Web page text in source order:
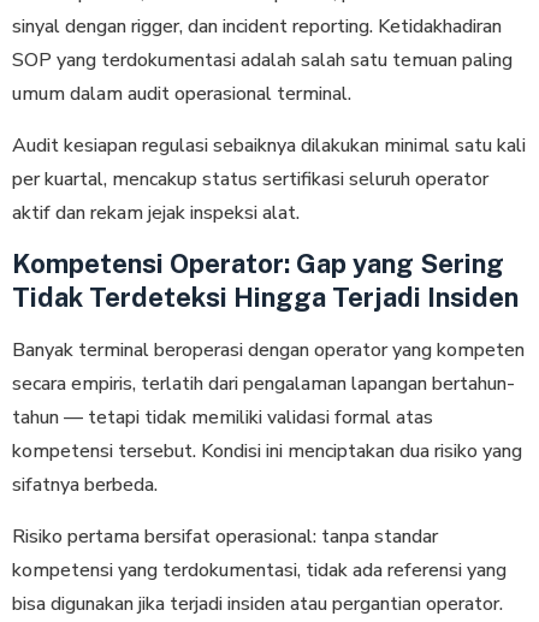
sinyal dengan rigger, dan incident reporting. Ketidakhadiran
SOP yang terdokumentasi adalah salah satu temuan paling
umum dalam audit operasional terminal.
Audit kesiapan regulasi sebaiknya dilakukan minimal satu kali
per kuartal, mencakup status sertifikasi seluruh operator
aktif dan rekam jejak inspeksi alat.
Kompetensi Operator: Gap yang Sering
Tidak Terdeteksi Hingga Terjadi Insiden
Banyak terminal beroperasi dengan operator yang kompeten
secara empiris, terlatih dari pengalaman lapangan bertahun-
tahun — tetapi tidak memiliki validasi formal atas
kompetensi tersebut. Kondisi ini menciptakan dua risiko yang
sifatnya berbeda.
Risiko pertama bersifat operasional: tanpa standar
kompetensi yang terdokumentasi, tidak ada referensi yang
bisa digunakan jika terjadi insiden atau pergantian operator.